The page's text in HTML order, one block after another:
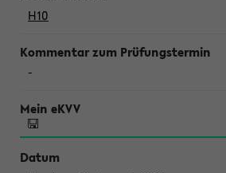
H10
-